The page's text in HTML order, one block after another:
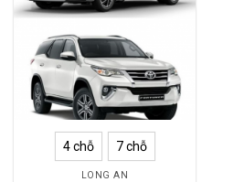
4 chỗ 7 chỗ
LONG AN